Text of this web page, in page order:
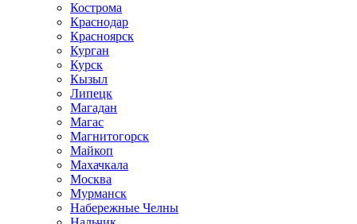
Кострома
Краснодар
Красноярск
Курган
Курск
Кызыл
Липецк
Магадан
Магас
Магнитогорск
Майкоп
Махачкала
Москва
Мурманск
Набережные Челны